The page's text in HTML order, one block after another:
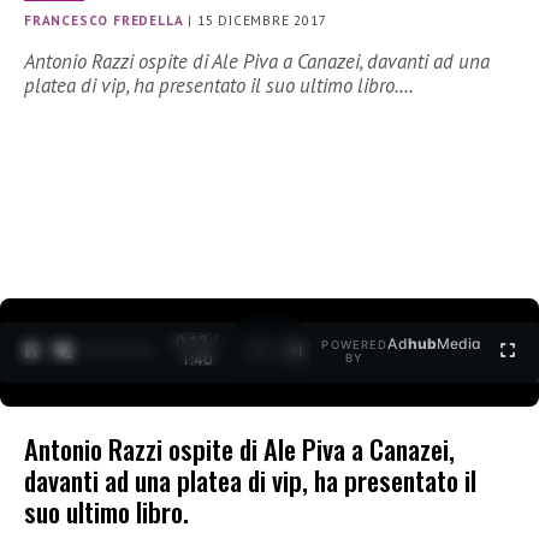
FRANCESCO FREDELLA | 15 DICEMBRE 2017
Antonio Razzi ospite di Ale Piva a Canazei, davanti ad una
platea di vip, ha presentato il suo ultimo libro.…
0:13 /
1:40
POWERED
BY
AdhubMedia
Antonio Razzi ospite di Ale Piva a Canazei,
davanti ad una platea di vip, ha presentato il
suo ultimo libro.